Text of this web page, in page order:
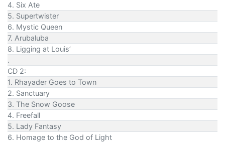
4. Six Ate
5. Supertwister
6. Mystic Queen
7. Arubaluba
8. Ligging at Louis’
.
CD 2:
1. Rhayader Goes to Town
2. Sanctuary
3. The Snow Goose
4. Freefall
5. Lady Fantasy
6. Homage to the God of Light